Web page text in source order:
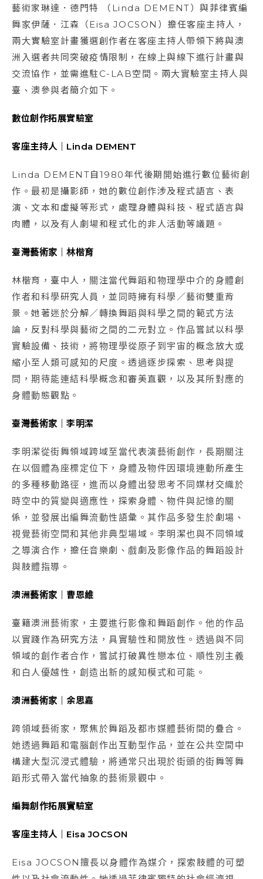
藝術家琳達．德門特 （Linda DEMENT）與菲律賓編
舞家伊薩．江森（Eisa JOCSON）擔任客座主持人，
兩大實驗室計畫獲選創作者在客座主持人帶領下將與澳
洲入選者共同突破疫情限制，在線上與線下進行計畫與
交流協作，並需進駐C-LAB空間。兩大實驗室主持人與
臺、澳參與者簡介如下。
數位創作拓展實驗室
客座主持人｜Linda DEMENT
Linda DEMENT自1980年代後期開始進行數位藝術創
作。最初是攝影師，她的數位創作涉及程式語言、表
演、文本和虛擬等形式，處理身體與科技、程式語言與
肉體，以及有人劇場和程式化的非人活動等議題。
臺灣藝術家｜林楷育
林楷育，臺中人，關注當代舞蹈和物理學中介的身體創
作者和科學研究人員，並同時擁有科學／藝術雙重背
景。她著迷於分解／轉換舞蹈與科學之間的範式方法
論，反對科學與藝術之間的二元對立。作品嘗試以科學
實驗設備、技術，將物理學從原子到宇宙的概念放大或
縮小至人類可感知的尺度。透過逐步探索、思考與提
問，期待能連結科學概念和審美直觀，以及其所對應的
身體動態觀點。
臺灣藝術家｜李明潔
李明潔從街舞領域跨域至當代表演藝術創作，長期關注
在以個體為座標定位下，身體及物件因環境連動所產生
的多種移動路徑，進而以身體出發思考不同媒材交織於
時空中的質變與適應性，探索身體、物件與記憶的關
係，並發展出編舞流動性語彙。其作品多發生於劇場、
視覺藝術空間和其他非典型場域。李明潔也與不同領域
之導演合作，擔任音樂劇、戲劇及影像作品的舞蹈設計
與肢體指導。
澳洲藝術家｜ 曹恩維
臺籍澳洲藝術家，主要進行影像和舞蹈創作。他的作品
以實踐作為研究方法，具實驗性和開放性。透過與不同
領域的創作者合作，嘗試打破異性戀本位、順性別主義
和白人優越性，創造出新的感知模式和可能。
澳洲藝術家｜ 余思嘉
跨領域藝術家，聚焦於舞蹈及都市媒體藝術間的疊合。
她透過舞蹈和電腦創作出互動型作品，並在公共空間中
構建大型沉浸式體驗，將通常只出現於街頭的街舞等舞
蹈形式帶入當代抽象的藝術景觀中。
編舞創作拓展實驗室
客座主持人｜Eisa JOCSON
Eisa JOCSON擅長以身體作為媒介，探索肢體的可塑